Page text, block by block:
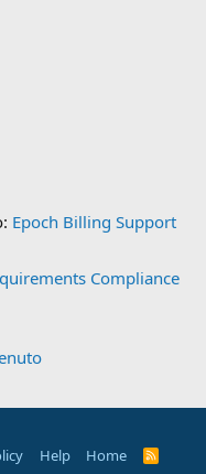
Epoch Billing Support
Compliance
Help Home
R